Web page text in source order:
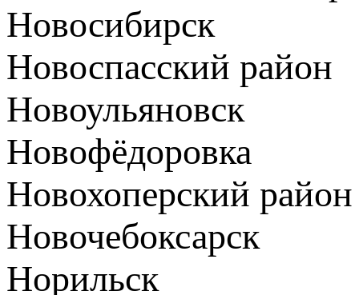
Новосибирск
Новоспасский район
Новоульяновск
Новофёдоровка
Новохоперский район
Новочебоксарск
Норильск